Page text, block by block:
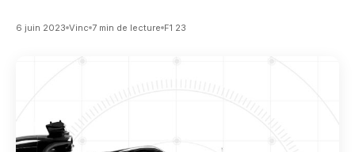
6 juin 2023 Vinc 7 min de lecture F1 23